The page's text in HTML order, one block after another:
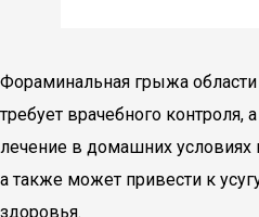
Фораминальная грыжа
требует врачебного контроля,
лечение в домашних условиях
а также может привести к
здоровья.